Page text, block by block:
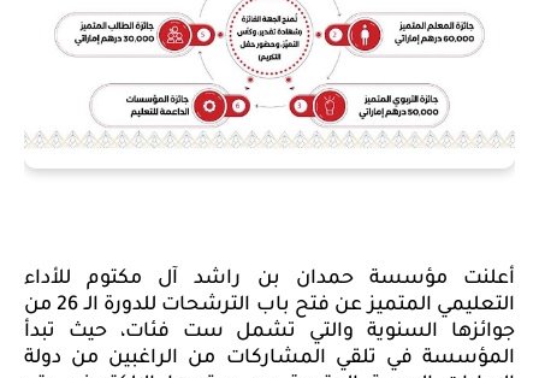
أعلنت مؤسسة حمدان بن راشد آل مكتوم للأداء
التعليمي المتميز عن فتح باب الترشحات للدورة الـ 26 من
جوائزها السنوية والتي تشمل ست فئات، حيث تبدأ
المؤسسة في تلقي المشاركات من الراغبين من دولة